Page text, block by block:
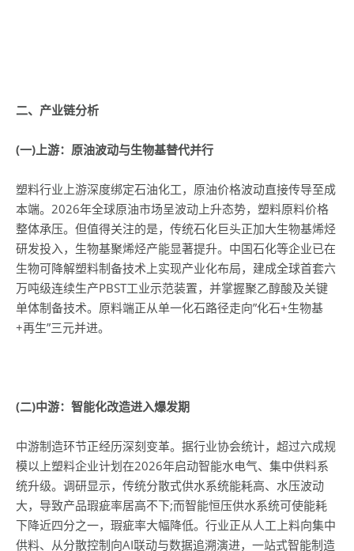
二、产业链分析
(一)上游：原油波动与生物基替代并行
塑料行业上游深度绑定石油化工，原油价格波动直接传导至成
本端。2026年全球原油市场呈波动上升态势，塑料原料价格
整体承压。但值得关注的是，传统石化巨头正加大生物基烯烃
研发投入，生物基聚烯烃产能显著提升。中国石化等企业已在
生物可降解塑料制备技术上实现产业化布局，建成全球首套六
万吨级连续生产PBST工业示范装置，并掌握聚乙醇酸及关键
单体制备技术。原料端正从单一化石路径走向”化石+生物基
+再生”三元并进。
(二)中游：智能化改造进入爆发期
中游制造环节正经历深刻变革。据行业协会统计，超过六成规
模以上塑料企业计划在2026年启动智能水电气、集中供料系
统升级。调研显示，传统分散式供水系统能耗高、水压波动
大，导致产品瑕疵率居高不下;而智能恒压供水系统可使能耗
下降近四分之一，瑕疵率大幅降低。行业正从人工上料向集中
供料、从分散控制向AI联动与数据追溯演进，一站式智能制造